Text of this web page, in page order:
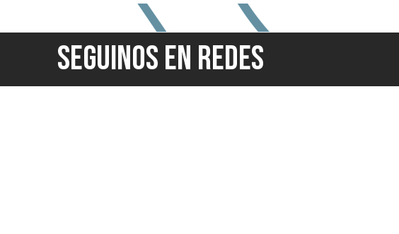
SEGUINOS EN REDES